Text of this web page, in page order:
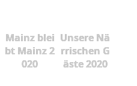
Mainz blei
bt Mainz 2
020
Unsere Nä
rrischen G
äste 2020